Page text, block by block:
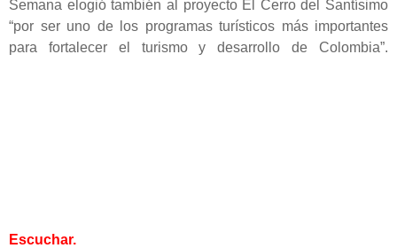
Semana elogió también al proyecto El Cerro del Santísimo
“por ser uno de los programas turísticos más importantes
para fortalecer el turismo y desarrollo de Colombia”.
Escuchar.